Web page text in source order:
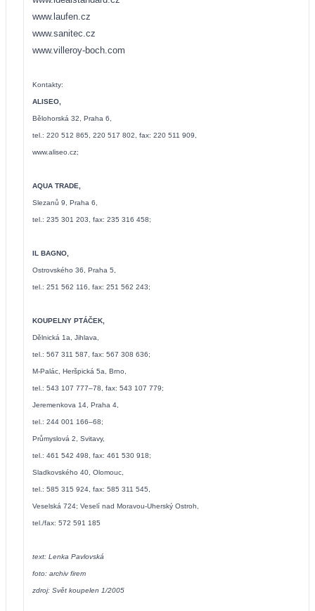
www.laufen.cz
www.sanitec.cz
www.villeroy-boch.com
Kontakty:
ALISEO,
Bělohorská 32, Praha 6,
tel.: 220 512 865, 220 517 802, fax: 220 511 909,
www.aliseo.cz;
AQUA TRADE,
Slezanů 9, Praha 6,
tel.: 235 301 203, fax: 235 316 458;
IL BAGNO,
Ostrovského 36, Praha 5,
tel.: 251 562 116, fax: 251 562 243;
KOUPELNY PTÁČEK,
Dělnická 1a, Jihlava,
tel.: 567 311 587, fax: 567 308 636;
M-Palác, Heršpická 5a, Brno,
tel.: 543 107 777–78, fax: 543 107 779;
Jeremenkova 14, Praha 4,
tel.: 244 001 166–68;
Průmyslová 2, Svitavy,
tel.: 461 542 498, fax: 461 530 918;
Sladkovského 40, Olomouc,
tel.: 585 315 924, fax: 585 311 545,
Veselská 724; Veselí nad Moravou-Uherský Ostroh,
tel./fax: 572 591 185
text: Lenka Pavlovská
foto: archiv firem
zdroj: Svět koupelen 1/2005